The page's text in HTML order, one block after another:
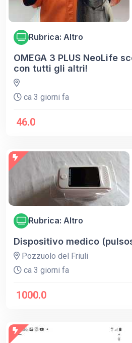
Rubrica: Altro
OMEGA 3 PLUS NeoLife
con tutti gli altri!
ca 3 giorni fa
46.0
Rubrica: Altro
Dispositivo medico
Pozzuolo del Friuli
ca 3 giorni fa
1000.0